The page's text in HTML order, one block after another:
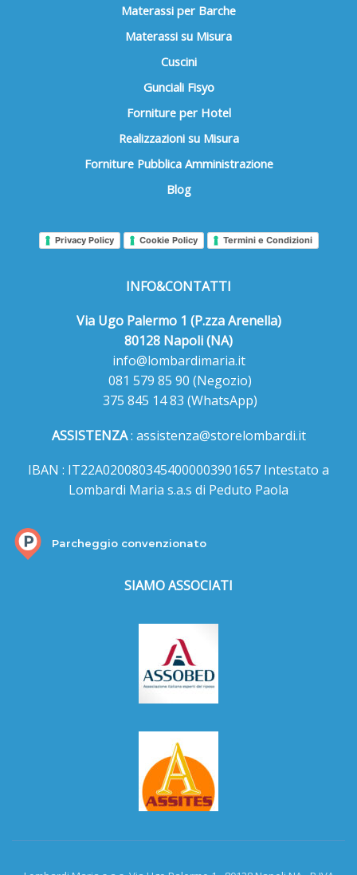
Materassi per Barche
Materassi su Misura
Cuscini
Gunciali Fisyo
Forniture per Hotel
Realizzazioni su Misura
Forniture Pubblica Amministrazione
Blog
Privacy Policy Cookie Policy Termini e Condizioni
INFO&CONTATTI
Via Ugo Palermo 1 (P.zza Arenella)
80128 Napoli (NA)
info@lombardimaria.it
081 579 85 90 (Negozio)
375 845 14 83 (WhatsApp)
ASSISTENZA: assistenza@storelombardi.it
IBAN : IT22A0200803454000003901657 Intestato a
Lombardi Maria s.a.s di Peduto Paola
Parcheggio convenzionato
SIAMO ASSOCIATI